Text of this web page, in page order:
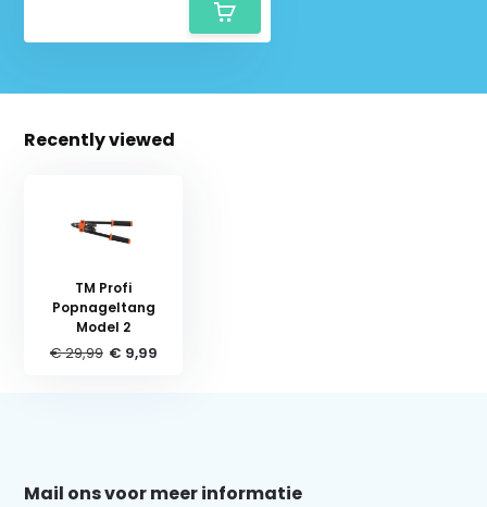
Recently viewed
TM Profi
Popnageltang
Model 2
€ 29,99 € 9,99
Mail ons voor meer informatie